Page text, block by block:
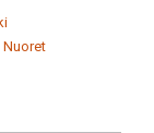
Nuoret